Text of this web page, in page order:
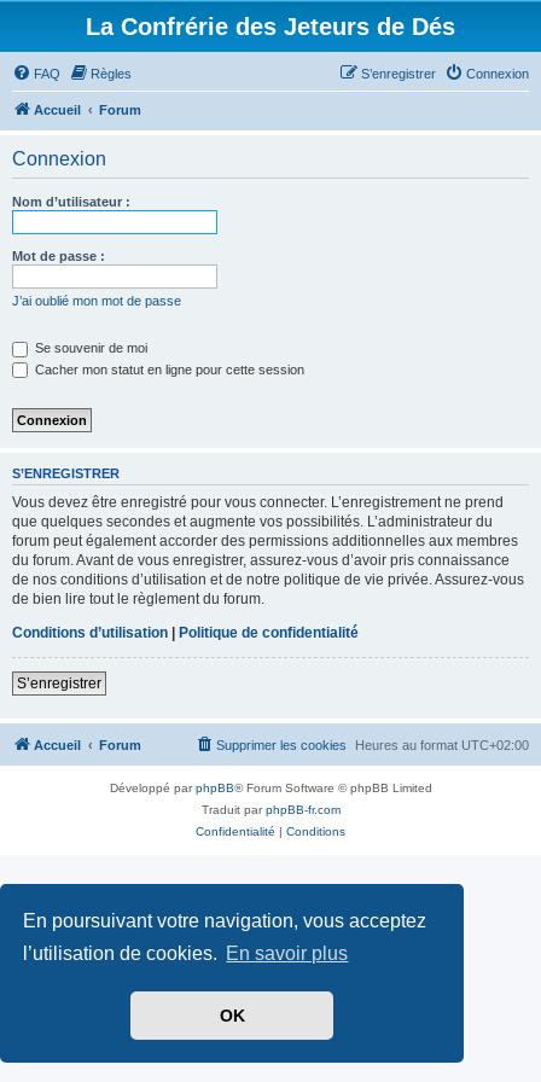
En poursuivant votre navigation, vous acceptez
l’utilisation de cookies. En savoir plus
OK
La Confrérie des Jeteurs de Dés
FAQ Règles Connexion
S’enregistrer
Accueil Forum
Connexion
Nom d’utilisateur :
Mot de passe :
J’ai oublié mon mot de passe
Se souvenir de moi
Cacher mon statut en ligne pour cette session
S’ENREGISTRER
Vous devez être enregistré pour vous connecter. L’enregistrement ne prend
que quelques secondes et augmente vos possibilités. L’administrateur du
forum peut également accorder des permissions additionnelles aux membres
du forum. Avant de vous enregistrer, assurez-vous d’avoir pris connaissance
de nos conditions d’utilisation et de notre politique de vie privée. Assurez-vous
de bien lire tout le règlement du forum.
Conditions d’utilisation | Politique de confidentialité
S’enregistrer
Accueil Forum Heures au format UTC+02:00
Supprimer les cookies
Développé parphpBB® Forum Software © phpBB Limited
Traduit parphpBB-fr.com
Confidentialité | Conditions